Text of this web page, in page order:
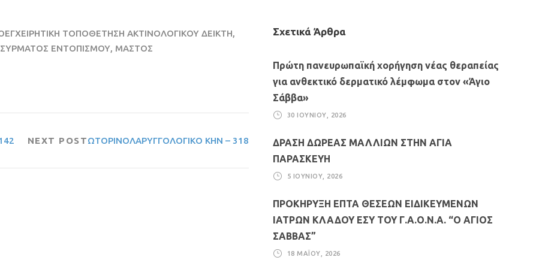
ΤΟΠΟΘΕΤΗΣΗ ΑΚΤΙΝΟΛΟΓΙΚΟΥ ΔΕΙΚΤΗ,
ΣΥΡΜΑΤΟΣ ΕΝΤΟΠΙΣΜΟΥ, ΜΑΣΤΟΣ
NEXT POSTΩΤΟΡΙΝΟΛΑΡΥΓΓΟΛΟΓΙΚΟ ΚΗΝ – 318
Σχετικά Άρθρα
Πρώτη πανευρωπαϊκή χορήγηση νέας θεραπείας
για ανθεκτικό δερματικό λέμφωμα στον «Άγιο
Σάββα»
30 ΙΟΥΝΊΟΥ, 2026
ΔΡΑΣΗ ΔΩΡΕΑΣ ΜΑΛΛΙΩΝ ΣΤΗΝ ΑΓΙΑ
ΠΑΡΑΣΚΕΥΗ
5 ΙΟΥΝΊΟΥ, 2026
ΠΡΟΚΗΡΥΞΗ ΕΠΤΑ ΘΕΣΕΩΝ ΕΙΔΙΚΕΥΜΕΝΩΝ
ΙΑΤΡΩΝ ΚΛΑΔΟΥ ΕΣΥ ΤΟΥ Γ.Α.Ο.Ν.Α. “Ο ΑΓΙΟΣ
ΣΑΒΒΑΣ”
18 ΜΑΪ́ΟΥ, 2026